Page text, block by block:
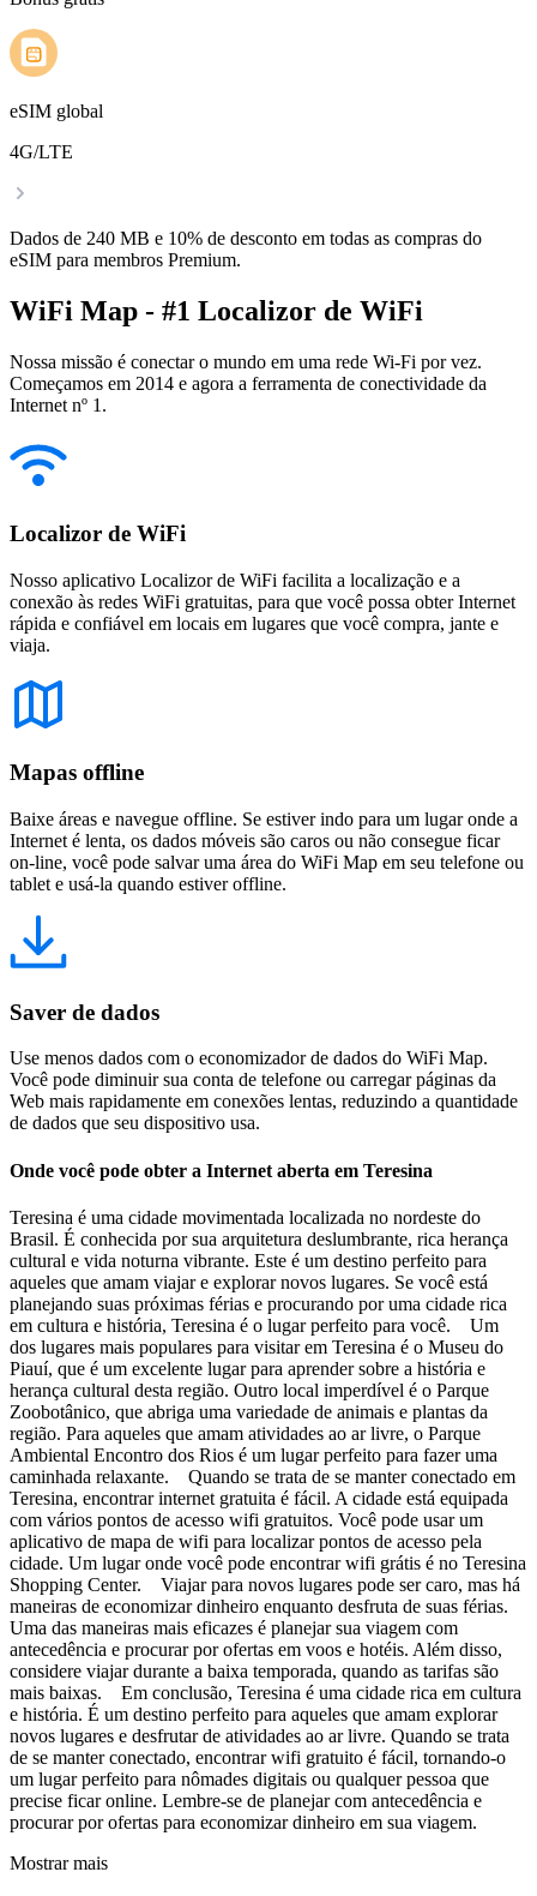
eSIM global
4G/LTE
Dados de 240 MB e 10% de desconto em todas as compras do
eSIM para membros Premium.
WiFi Map - #1 Localizor de WiFi
Nossa missão é conectar o mundo em uma rede Wi-Fi por vez.
Começamos em 2014 e agora a ferramenta de conectividade da
Internet nº 1.
Localizor de WiFi
Nosso aplicativo Localizor de WiFi facilita a localização e a
conexão às redes WiFi gratuitas, para que você possa obter Internet
rápida e confiável em locais em lugares que você compra, jante e
viaja.
Mapas offline
Baixe áreas e navegue offline. Se estiver indo para um lugar onde a
Internet é lenta, os dados móveis são caros ou não consegue ficar
on-line, você pode salvar uma área do WiFi Map em seu telefone ou
tablet e usá-la quando estiver offline.
Saver de dados
Use menos dados com o economizador de dados do WiFi Map.
Você pode diminuir sua conta de telefone ou carregar páginas da
Web mais rapidamente em conexões lentas, reduzindo a quantidade
de dados que seu dispositivo usa.
Onde você pode obter a Internet aberta em Teresina
Teresina é uma cidade movimentada localizada no nordeste do
Brasil. É conhecida por sua arquitetura deslumbrante, rica herança
cultural e vida noturna vibrante. Este é um destino perfeito para
aqueles que amam viajar e explorar novos lugares. Se você está
planejando suas próximas férias e procurando por uma cidade rica
em cultura e história, Teresina é o lugar perfeito para você. Um
dos lugares mais populares para visitar em Teresina é o Museu do
Piauí, que é um excelente lugar para aprender sobre a história e
herança cultural desta região. Outro local imperdível é o Parque
Zoobotânico, que abriga uma variedade de animais e plantas da
região. Para aqueles que amam atividades ao ar livre, o Parque
Ambiental Encontro dos Rios é um lugar perfeito para fazer uma
caminhada relaxante. Quando se trata de se manter conectado em
Teresina, encontrar internet gratuita é fácil. A cidade está equipada
com vários pontos de acesso wifi gratuitos. Você pode usar um
aplicativo de mapa de wifi para localizar pontos de acesso pela
cidade. Um lugar onde você pode encontrar wifi grátis é no Teresina
Shopping Center. Viajar para novos lugares pode ser caro, mas há
maneiras de economizar dinheiro enquanto desfruta de suas férias.
Uma das maneiras mais eficazes é planejar sua viagem com
antecedência e procurar por ofertas em voos e hotéis. Além disso,
considere viajar durante a baixa temporada, quando as tarifas são
mais baixas. Em conclusão, Teresina é uma cidade rica em cultura
e história. É um destino perfeito para aqueles que amam explorar
novos lugares e desfrutar de atividades ao ar livre. Quando se trata
de se manter conectado, encontrar wifi gratuito é fácil, tornando-o
um lugar perfeito para nômades digitais ou qualquer pessoa que
precise ficar online. Lembre-se de planejar com antecedência e
procurar por ofertas para economizar dinheiro em sua viagem.
Mostrar mais